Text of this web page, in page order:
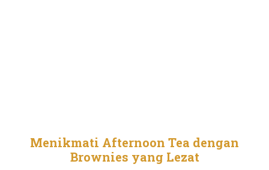
Menikmati Afternoon Tea dengan
Brownies yang Lezat